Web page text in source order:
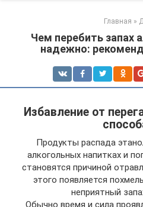
Главная »
Чем перебить запах
надежно:
Избавление от
Продукты распада
алкогольных напитках и
становятся причиной
этого появляется
неприятный
Обычно время и сила